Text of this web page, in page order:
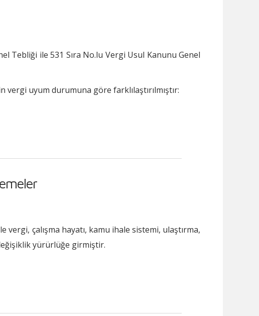
Tebliği ile 531 Sıra No.lu Vergi Usul Kanunu Genel
uyum durumuna göre farklılaştırılmıştır:
vergi, çalışma hayatı, kamu ihale sistemi, ulaştırma,
yürürlüğe girmiştir.